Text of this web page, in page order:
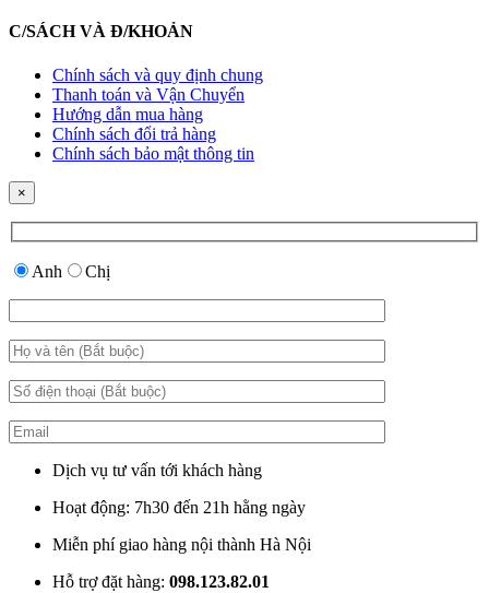
C/SÁCH VÀ Đ/KHOẢN
Chính sách và quy định chung
Thanh toán và Vận Chuyển
Hướng dẫn mua hàng
Chính sách đổi trả hàng
Chính sách bảo mật thông tin
×
Anh Chị
Dịch vụ tư vấn tới khách hàng
Hoạt động: 7h30 đến 21h hằng ngày
Miễn phí giao hàng nội thành Hà Nội
Hỗ trợ đặt hàng: 098.123.82.01